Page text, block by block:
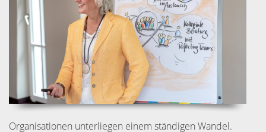
Organisationen unterliegen einem ständigen Wandel.